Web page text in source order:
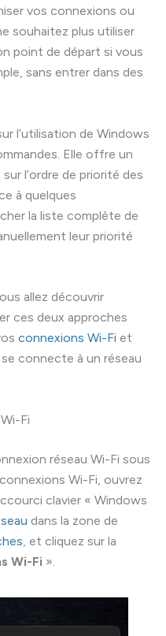
vos connexions ou
souhaitez plus utiliser
point de départ si vous
sans entrer dans des
l’utilisation de Windows
Elle offre un
l’ordre de priorité des
à quelques
la liste complète de
leur priorité
allez découvrir
ces deux approches
connexions Wi-Fi et
connecte à un réseau
Fi
réseau Wi-Fi sous
Wi-Fi, ouvrez
clavier « Windows
dans la zone de
, et cliquez sur la
Wi-Fi ».